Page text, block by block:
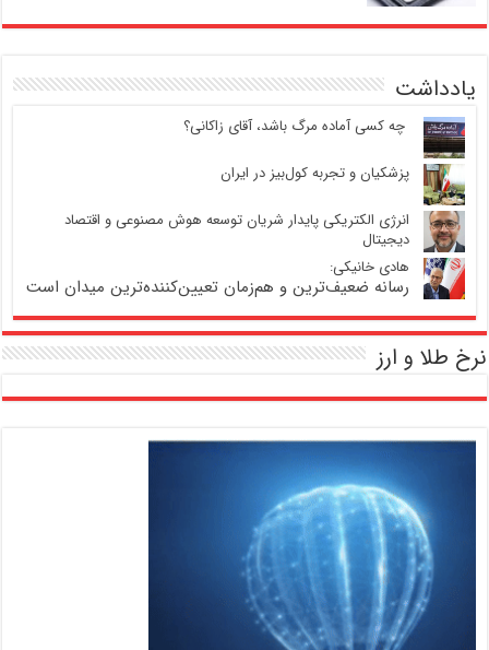
یادداشت
‍ چه کسی آماده مرگ باشد، آقای زاکانی؟
پزشکیان و تجربه کول‌بیز در ایران
انرژی الکتریکی پایدار شریان توسعه هوش مصنوعی و اقتصاد
دیجیتال
هادی خانیکی:
رسانه ضعیف‌ترین و هم‌زمان تعیین‌کننده‌ترین میدان است
نرخ طلا و ارز